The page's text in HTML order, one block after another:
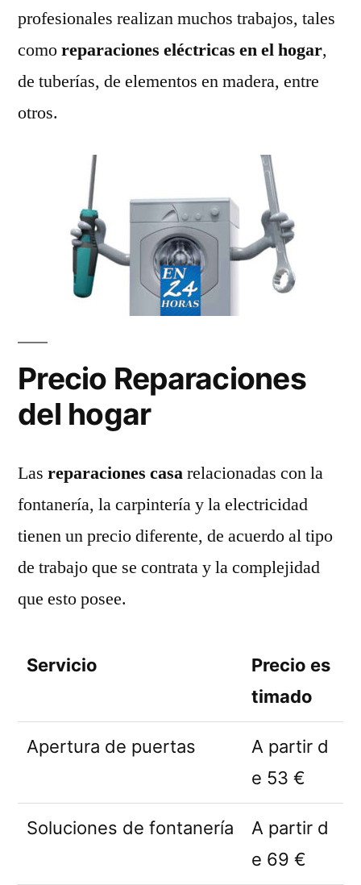
profesionales realizan muchos trabajos, tales
comoreparaciones eléctricas en el hogar,
de tuberías, de elementos en madera, entre
otros.
Precio Reparaciones
del hogar
Las reparaciones casarelacionadas con la
fontanería, la carpintería y la electricidad
tienen un precio diferente, de acuerdo al tipo
de trabajo que se contrata y la complejidad
que esto posee.
Servicio
Precio es
timado
Apertura de puertas
A partir d
e 53 €
Soluciones de fontanería
A partir d
e 69 €